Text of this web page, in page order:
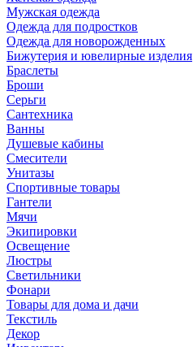
Мужская одежда
Одежда для подростков
Одежда для новорожденных
Бижутерия и ювелирные изделия
Браслеты
Броши
Серьги
Сантехника
Ванны
Душевые кабины
Смесители
Унитазы
Спортивные товары
Гантели
Мячи
Экипировки
Освещение
Люстры
Светильники
Фонари
Товары для дома и дачи
Текстиль
Декор